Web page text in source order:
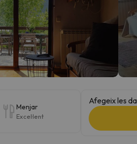
Menjar
Excel·lent
Afegeix les